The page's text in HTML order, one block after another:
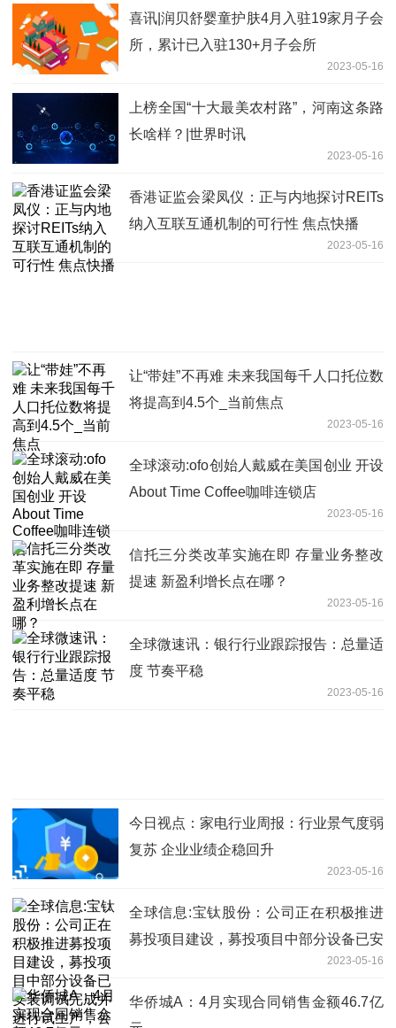
喜讯|润贝舒婴童护肤4月入驻19家月子会
所，累计已入驻130+月子会所
2023-05-16
上榜全国“十大最美农村路”，河南这条路
长啥样？|世界时讯
2023-05-16
香港证监会梁凤仪：正与内地探讨REITs
纳入互联互通机制的可行性 焦点快播
2023-05-16
让“带娃”不再难 未来我国每千人口托位数
将提高到4.5个_当前焦点
2023-05-16
全球滚动:ofo创始人戴威在美国创业 开设
About Time Coffee咖啡连锁店
2023-05-16
信托三分类改革实施在即 存量业务整改
提速 新盈利增长点在哪？
2023-05-16
全球微速讯：银行行业跟踪报告：总量适
度 节奏平稳
2023-05-16
今日视点：家电行业周报：行业景气度弱
复苏 企业业绩企稳回升
2023-05-16
全球信息:宝钛股份：公司正在积极推进
募投项目建设，募投项目中部分设备已安
装调试完成并进行试生产，公司整体产能
将逐步提升
2023-05-16
华侨城A：4月实现合同销售金额46.7亿